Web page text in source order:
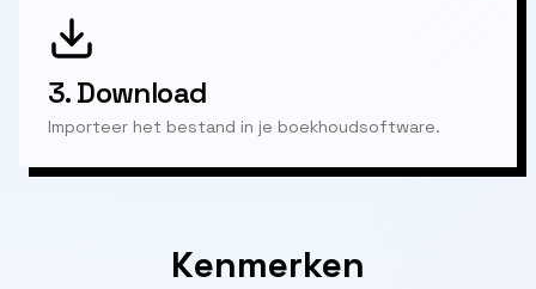
3.Download
Importeer het bestand in je boekhoudsoftware.
Kenmerken